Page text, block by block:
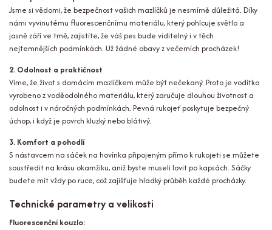
Jsme si vědomi, že bezpečnost vašich mazlíčků je nesmírně důležitá. Díky
námi vyvinutému fluorescenčnímu materiálu, který pohlcuje světlo a
jasně září ve tmě, zajistíte, že váš pes bude viditelný i v těch
nejtemnějších podmínkách. Už žádné obavy z večerních procházek!
2. Odolnost a praktičnost
Víme, že život s domácím mazlíčkem může být nečekaný. Proto je vodítko
vyrobeno z voděodolného materiálu, který zaručuje dlouhou životnost a
odolnost i v náročných podmínkách. Pevná rukojeť poskytuje bezpečný
úchop, i když je povrch kluzký nebo blátivý.
3. Komfort a pohodlí
S nástavcem na sáček na hovínka připojeným přímo k rukojeti se můžete
soustředit na krásu okamžiku, aniž byste museli lovit po kapsách. Sáčky
budete mít vždy po ruce, což zajišťuje hladký průběh každé procházky.
Technické parametry a velikosti
Fluorescenční kouzlo: